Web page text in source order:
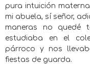
pura intuición
mi abuela, sí señor,
maneras no quedé
estudiaba en el
párroco y nos
fiestas de guarda.